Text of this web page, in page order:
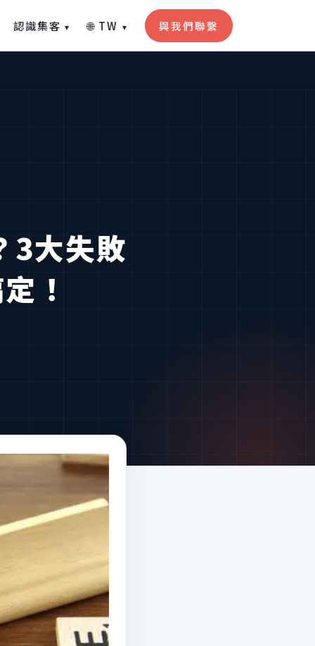
認識集客 ▾ 🌐 TW ▾ 與我們聯繫
3大失敗
！